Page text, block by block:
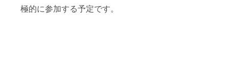
極的に参加する予定です。